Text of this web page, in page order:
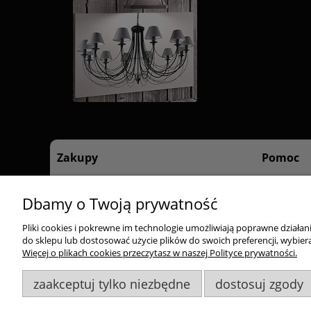
Zakupy
Formy płatności
Reklamacje i zwroty
Odstąp od umowy tutaj
Pomoc
Goldsun S.C. , ul. Kukuczki 20/24, 42-224 Częstochowa,
Wszelkie Prawa Zastrzeżone. ©Goldsun2011-2023
Dbamy o Twoją prywatność
Pliki cookies i pokrewne im technologie umożliwiają poprawne
do sklepu lub dostosować użycie plików do swoich preferencji,
Więcej o plikach cookies przeczytasz w naszej Polityce prywatności.
zaakceptuj tylko niezbędne dostosuj zgody